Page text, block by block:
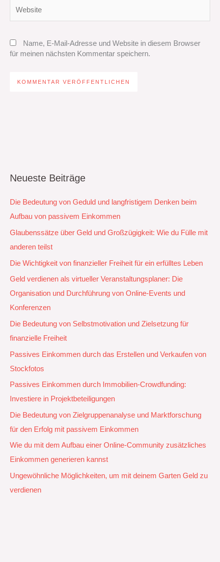
Name, E-Mail-Adresse und Website in diesem Browser
für meinen nächsten Kommentar speichern.
Neueste Beiträge
Die Bedeutung von Geduld und langfristigem Denken beim
Aufbau von passivem Einkommen
Glaubenssätze über Geld und Großzügigkeit: Wie du Fülle mit
anderen teilst
Die Wichtigkeit von finanzieller Freiheit für ein erfülltes Leben
Geld verdienen als virtueller Veranstaltungsplaner: Die
Organisation und Durchführung von Online-Events und
Konferenzen
Die Bedeutung von Selbstmotivation und Zielsetzung für
finanzielle Freiheit
Passives Einkommen durch das Erstellen und Verkaufen von
Stockfotos
Passives Einkommen durch Immobilien-Crowdfunding:
Investiere in Projektbeteiligungen
Die Bedeutung von Zielgruppenanalyse und Marktforschung
für den Erfolg mit passivem Einkommen
Wie du mit dem Aufbau einer Online-Community zusätzliches
Einkommen generieren kannst
Ungewöhnliche Möglichkeiten, um mit deinem Garten Geld zu
verdienen